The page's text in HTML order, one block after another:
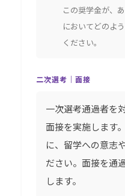
この奨学金が、
においてどのよ
ください。
二次選考｜面接
一次選考通過者を
面接を実施します
に、留学への意志
ださい。面接を通
します。